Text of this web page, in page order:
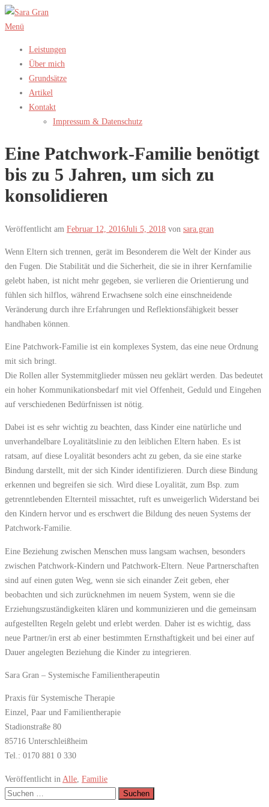
Zum
Inhalt
Menü
Leistungen
Über mich
Grundsätze
Artikel
Kontakt
Impressum & Datenschutz
Eine Patchwork-Familie benötigt
bis zu 5 Jahren, um sich zu
konsolidieren
Veröffentlicht am Februar 12, 2016Juli 5, 2018 von sara.gran
Wenn Eltern sich trennen, gerät im Besonderem die Welt der Kinder aus
den Fugen. Die Stabilität und die Sicherheit, die sie in ihrer Kernfamilie
gelebt haben, ist nicht mehr gegeben, sie verlieren die Orientierung und
fühlen sich hilflos, während Erwachsene solch eine einschneidende
Veränderung durch ihre Erfahrungen und Reflektionsfähigkeit besser
handhaben können.
Eine Patchwork-Familie ist ein komplexes System, das eine neue Ordnung
mit sich bringt.
Die Rollen aller Systemmitglieder müssen neu geklärt werden. Das bedeutet
ein hoher Kommunikationsbedarf mit viel Offenheit, Geduld und Eingehen
auf verschiedenen Bedürfnissen ist nötig.
Dabei ist es sehr wichtig zu beachten, dass Kinder eine natürliche und
unverhandelbare Loyalitätslinie zu den leiblichen Eltern haben. Es ist
ratsam, auf diese Loyalität besonders acht zu geben, da sie eine starke
Bindung darstellt, mit der sich Kinder identifizieren. Durch diese Bindung
erkennen und begreifen sie sich. Wird diese Loyalität, zum Bsp. zum
getrenntlebenden Elternteil missachtet, ruft es unweigerlich Widerstand bei
den Kindern hervor und es erschwert die Bildung des neuen Systems der
Patchwork-Familie.
Eine Beziehung zwischen Menschen muss langsam wachsen, besonders
zwischen Patchwork-Kindern und Patchwork-Eltern. Neue Partnerschaften
sind auf einen guten Weg, wenn sie sich einander Zeit geben, eher
beobachten und sich zurücknehmen im neuem System, wenn sie die
Erziehungszuständigkeiten klären und kommunizieren und die gemeinsam
aufgestellten Regeln gelebt und erlebt werden. Daher ist es wichtig, dass
neue Partner/in erst ab einer bestimmten Ernsthaftigkeit und bei einer auf
Dauer angelegten Beziehung die Kinder zu integrieren.
Sara Gran – Systemische Familientherapeutin
Praxis für Systemische Therapie
Einzel, Paar und Familientherapie
Stadionstraße 80
85716 Unterschleißheim
Tel.: 0170 881 0 330
Veröffentlicht in Alle Familie
Suchen